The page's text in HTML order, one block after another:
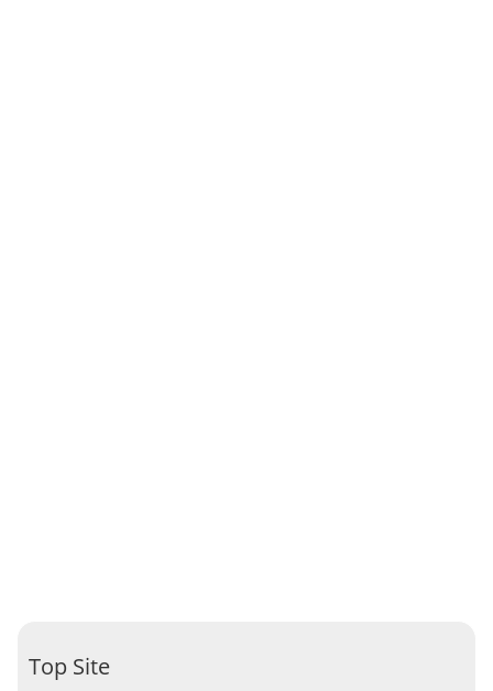
Top Site